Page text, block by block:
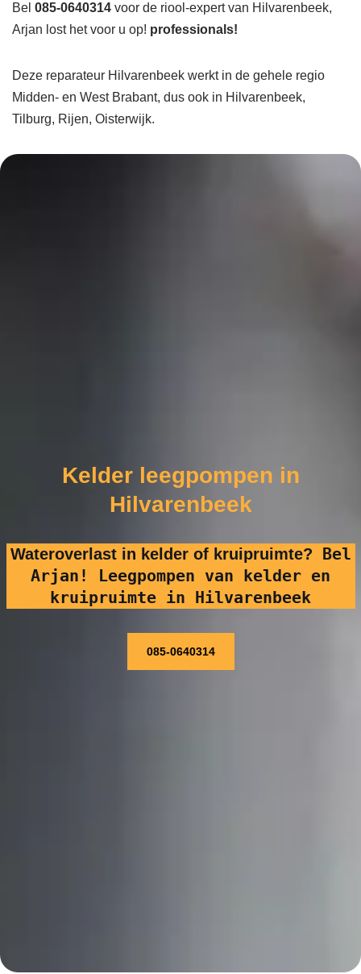
Bel 085-0640314 voor de riool-expert van Hilvarenbeek,
Arjan lost het voor u op! professionals!
Deze reparateur Hilvarenbeek werkt in de gehele regio
Midden- en West Brabant, dus ook in Hilvarenbeek,
Tilburg, Rijen, Oisterwijk.
Kelder leegpompen in
Hilvarenbeek
Wateroverlast in kelder of kruipruimte?
Bel
Arjan! Leegpompen van kelder en
kruipruimte in Hilvarenbeek
085-0640314